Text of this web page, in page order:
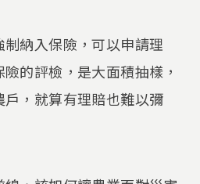
納入保險，可以申請理
的評檢，是大面積抽樣，
，就算有理賠也難以彌